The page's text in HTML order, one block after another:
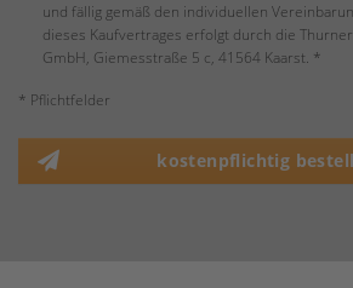
und fällig gemäß den individuellen
dieses Kaufvertrages erfolgt durch die
GmbH, Giemesstraße 5 c, 41564 Kaarst. *
* Pflichtfelder
kostenpflichtig